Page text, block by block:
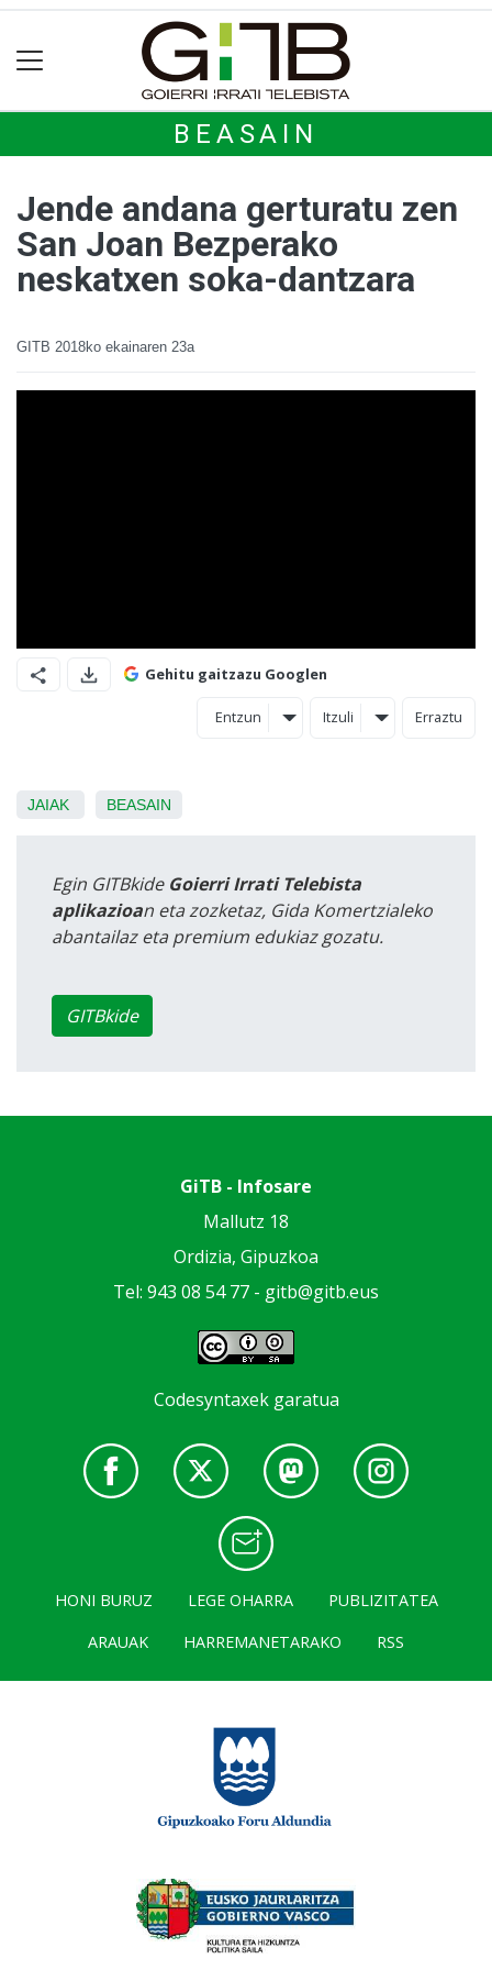
BEASAIN
Jende andana gerturatu zen
San Joan Bezperako
neskatxen soka-dantzara
GITB 2018ko ekainaren 23a
Gehitu gaitzazu Googlen
Entzun Itzuli Erraztu
JAIAK BEASAIN
Egin GITBkide Goierri Irrati Telebista
aplikazioan eta zozketaz, Gida Komertzialeko
abantailaz eta premium edukiaz gozatu.
GITBkide
GiTB - Infosare
Mallutz 18
Ordizia, Gipuzkoa
Tel: 943 08 54 77 - gitb@gitb.eus
Codesyntaxek garatua
HONI BURUZ LEGE OHARRA
PUBLIZITATEA
ARAUAK
HARREMANETARAKO RSS